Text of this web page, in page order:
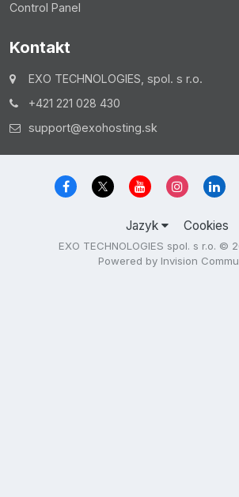
Control Panel
Kontakt
EXO TECHNOLOGIES, spol. s r.o.
+421 221 028 430
support@exohosting.sk
Jazyk Cookies
EXO TECHNOLOGIES spol. s r.o. ©
Powered by Invision